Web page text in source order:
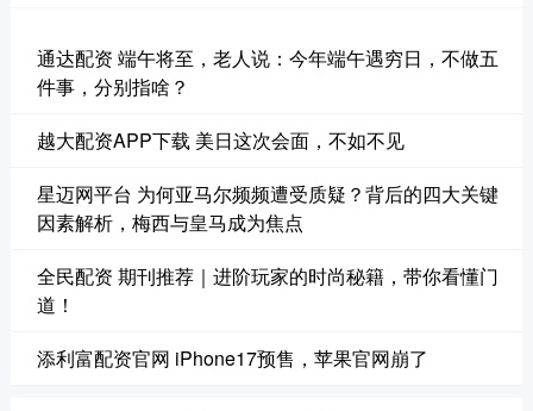
通达配资 端午将至，老人说：今年端午遇穷日，不做五
件事，分别指啥？
越大配资APP下载 美日这次会面，不如不见
星迈网平台 为何亚马尔频频遭受质疑？背后的四大关键
因素解析，梅西与皇马成为焦点
全民配资 期刊推荐｜进阶玩家的时尚秘籍，带你看懂门
道！
添利富配资官网 iPhone17预售，苹果官网崩了